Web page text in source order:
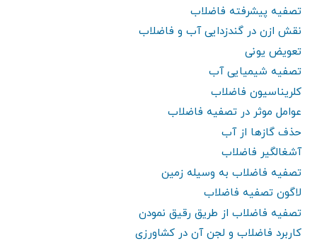
تصفیه پیشرفته فاضلاب
نقش ازن در گندزدایی آب و فاضلاب
تعویض یونی
تصفیه شیمیایی آب
کلریناسیون فاضلاب
عوامل موثر در تصفیه فاضلاب
حذف گازها از آب
آشغالگیر فاضلاب
تصفیه فاضلاب به وسیله زمین
لاگون تصفیه فاضلاب
تصفیه فاضلاب از طریق رقیق نمودن
کاربرد فاضلاب و لجن آن در کشاورزی